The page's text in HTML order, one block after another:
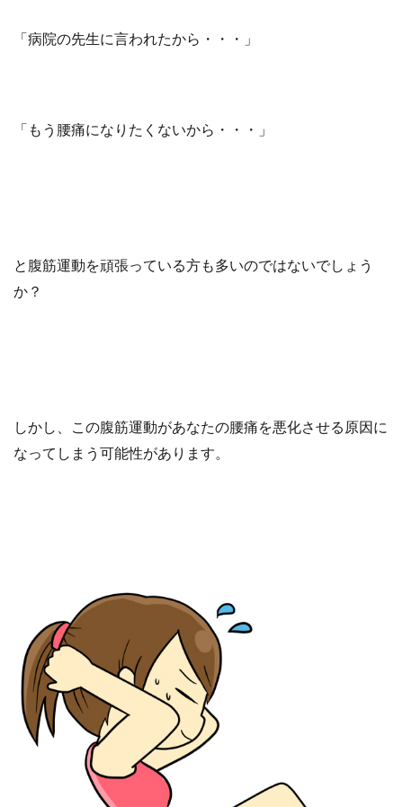
「病院の先生に言われたから・・・」
「もう腰痛になりたくないから・・・」
と腹筋運動を頑張っている方も多いのではないでしょう
か？
しかし、この腹筋運動があなたの腰痛を悪化させる原因に
なってしまう可能性があります。